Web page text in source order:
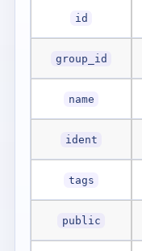
id
group_id
name
ident
tags
public